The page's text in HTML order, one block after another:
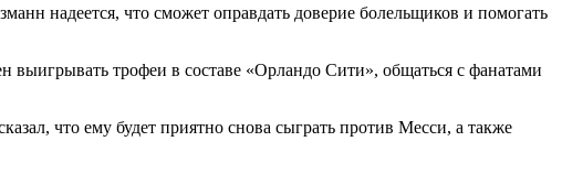
надеется, что сможет оправдать доверие болельщиков и помогать
трофеи в составе «Орландо Сити», общаться с фанатами
что ему будет приятно снова сыграть против Месси, а также